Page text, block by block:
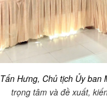
Hưng, Chủ tịch Ủy ban
trọng tâm và đề xuất,